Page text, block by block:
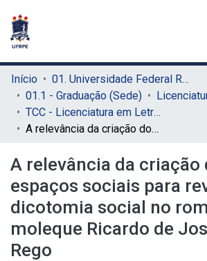
Início
01. Universidade Federal Rural de Pernambuco - UFRPE (Sede)
01.1 - Graduação (Sede)
TCC - Licenciatura em Letras (Sede)
A relevância da criação dos espaços sociais para revelar a dicotomia social no romance O moleque Ricardo de José Lins do Rego
A relevância da criação
espaços sociais para
dicotomia social no
moleque Ricardo de
Rego